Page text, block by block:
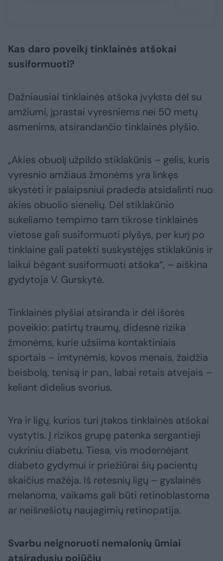
Kas daro poveikį tinklainės atšokai
susiformuoti?
Dažniausiai tinklainės atšoka įvyksta dėl su
amžiumi, įprastai vyresniems nei 50 metų
asmenims, atsirandančio tinklainės plyšio.
„Akies obuolį užpildo stiklakūnis – gelis, kuris
vyresnio amžiaus žmonėms yra linkęs
skystėti ir palaipsniui pradeda atsidalinti nuo
akies obuolio sienelių. Dėl stiklakūnio
sukeliamo tempimo tam tikrose tinklainės
vietose gali susiformuoti plyšys, per kurį po
tinklaine gali patekti suskystėjęs stiklakūnis ir
laikui bėgant susiformuoti atšoka“, – aiškina
gydytoja V. Gurskytė.
Tinklainės plyšiai atsiranda ir dėl išorės
poveikio: patirtų traumų, didesnė rizika
žmonėms, kurie užsiima kontaktiniais
sportais – imtynėmis, kovos menais, žaidžia
beisbolą, tenisą ir pan., labai retais atvejais –
keliant didelius svorius.
Yra ir ligų, kurios turi įtakos tinklainės atšokai
vystytis. Į rizikos grupę patenka sergantieji
cukriniu diabetu. Tiesa, vis modernėjant
diabeto gydymui ir priežiūrai šių pacientų
skaičius mažėja. Iš retesnių ligų – gyslainės
melanoma, vaikams gali būti retinoblastoma
ar neišnešiotų naujagimių retinopatija.
Svarbu neignoruoti nemalonių ūmiai
atsiradusių pojūčių